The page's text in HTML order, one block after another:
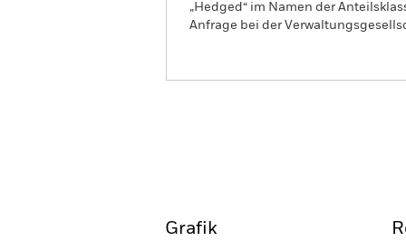
„Hedged“ im Namen der
Anfrage bei der
Grafik